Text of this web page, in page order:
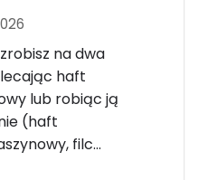
na dwa
haft
lub robiąc ją
(haft
filc...